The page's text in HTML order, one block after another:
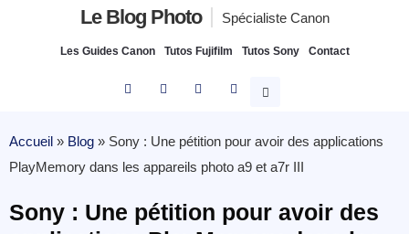
Le Blog Photo Spécialiste Canon
Les Guides Canon Tutos Fujifilm Tutos Sony Contact
Accueil » Blog » Sony : Une pétition pour avoir des applications
PlayMemory dans les appareils photo a9 et a7r III
Sony : Une pétition pour avoir des